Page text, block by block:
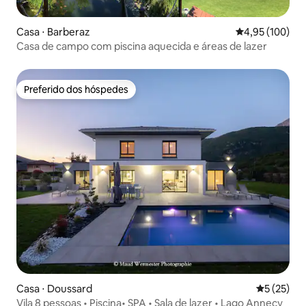
Casa ⋅ Barberaz 4,95 de uma
4,95 (100)
Casa de campo com piscina aquecida e áreas de lazer
Preferido dos hóspedes
Preferido dos hóspedes
Casa ⋅ Doussard 5 de uma
5 (25)
Vila 8 pessoas • Piscina• SPA • Sala de lazer • Lago Annecy